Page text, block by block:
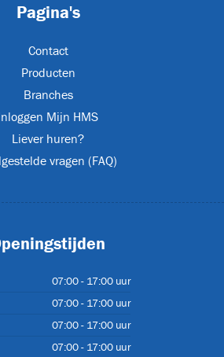
Pagina's
Contact
Producten
Branches
Mijn HMS
Liever huren?
vragen (FAQ)
07:00 - 17:00 uur
07:00 - 17:00 uur
07:00 - 17:00 uur
07:00 - 17:00 uur